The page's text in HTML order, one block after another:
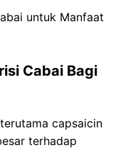
untuk Manfaat
Cabai Bagi
capsaicin
terhadap